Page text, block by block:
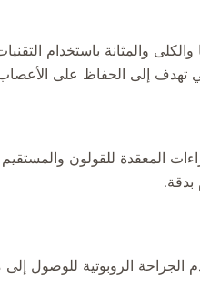
والكلى والمثانة باستخدام
تهدف إلى الحفاظ على
المعقدة للقولون
بدقة.
الجراحة الروبوتية للوصول